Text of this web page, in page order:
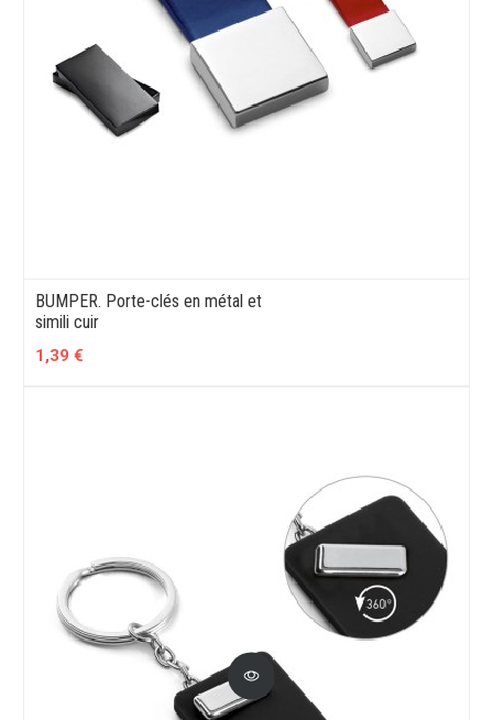
BUMPER. Porte-clés en métal et
simili cuir
1,39 €